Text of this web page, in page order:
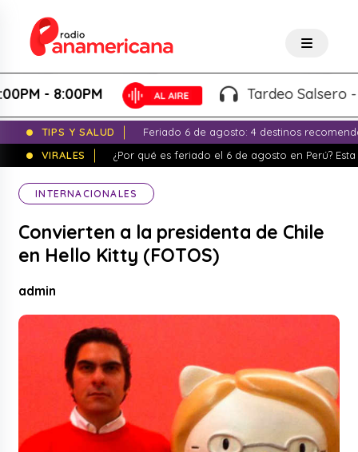
- 8:00PM Tardeo Salsero -
TIPS Y SALUD
Feriado 6 de agosto: 4 destinos
VIRALES
¿Por qué es feriado el 6 de agosto en Perú?
INTERNACIONALES
Convierten a la presidenta de Chile
en Hello Kitty (FOTOS)
admin